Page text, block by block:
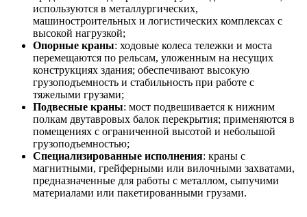
используются в металлургических,
машиностроительных и логистических комплексах с
высокой нагрузкой;
Опорные краны: ходовые колеса тележки и моста
перемещаются по рельсам, уложенным на несущих
конструкциях здания; обеспечивают высокую
грузоподъемность и стабильность при работе с
тяжелыми грузами;
Подвесные краны: мост подвешивается к нижним
полкам двутавровых балок перекрытия; применяются в
помещениях с ограниченной высотой и небольшой
грузоподъемностью;
Специализированные исполнения: краны с
магнитными, грейферными или вилочными захватами,
предназначенные для работы с металлом, сыпучими
материалами или пакетированными грузами.